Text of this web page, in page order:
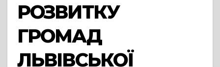
РОЗВИТКУ
ГРОМАД
ЛЬВІВСЬКОЇ